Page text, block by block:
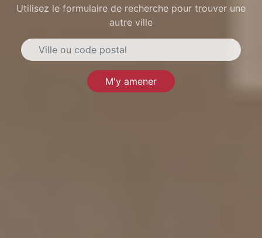
Utilisez le formulaire de recherche pour trouver une
autre ville
M'y amener